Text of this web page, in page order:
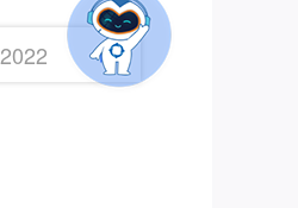
2022 2021